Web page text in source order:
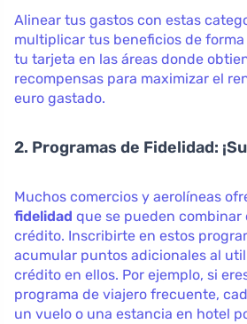
Alinear tus gastos con estas
multiplicar tus beneficios de
tu tarjeta en las áreas donde
recompensas para maximizar el
euro gastado.
2. Programas de Fidelidad:
Muchos comercios y aerolíneas
fidelidad que se pueden
crédito. Inscribirte en estos
acumular puntos adicionales al
crédito en ellos. Por ejemplo, si
programa de viajero frecuente,
un vuelo o una estancia en hotel